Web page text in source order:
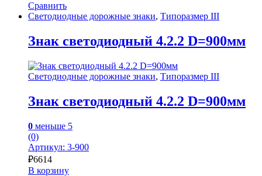
Сравнить
Светодиодные дорожные знаки, Типоразмер III
Знак светодиодный 4.2.2 D=900мм
Светодиодные дорожные знаки, Типоразмер III
Знак светодиодный 4.2.2 D=900мм
0 меньше 5
(0)
Артикул: 3-900
₽6614
В корзину